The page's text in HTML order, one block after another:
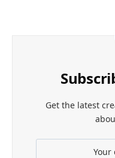
Get the latest